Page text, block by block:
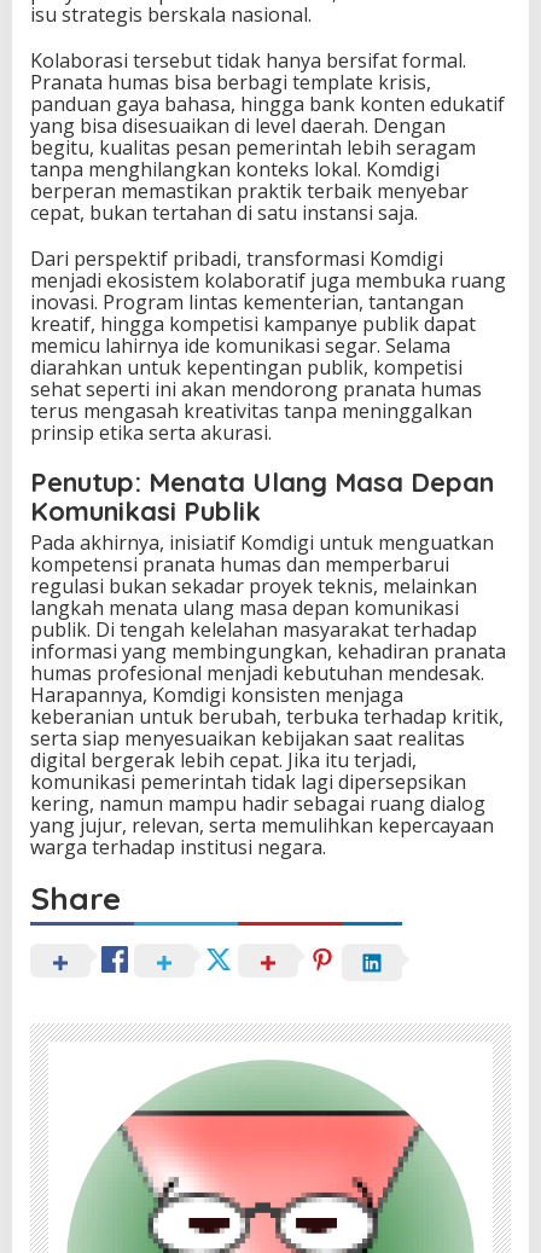
isu strategis berskala nasional.
Kolaborasi tersebut tidak hanya bersifat formal.
Pranata humas bisa berbagi template krisis,
panduan gaya bahasa, hingga bank konten edukatif
yang bisa disesuaikan di level daerah. Dengan
begitu, kualitas pesan pemerintah lebih seragam
tanpa menghilangkan konteks lokal. Komdigi
berperan memastikan praktik terbaik menyebar
cepat, bukan tertahan di satu instansi saja.
Dari perspektif pribadi, transformasi Komdigi
menjadi ekosistem kolaboratif juga membuka ruang
inovasi. Program lintas kementerian, tantangan
kreatif, hingga kompetisi kampanye publik dapat
memicu lahirnya ide komunikasi segar. Selama
diarahkan untuk kepentingan publik, kompetisi
sehat seperti ini akan mendorong pranata humas
terus mengasah kreativitas tanpa meninggalkan
prinsip etika serta akurasi.
Penutup: Menata Ulang Masa Depan
Komunikasi Publik
Pada akhirnya, inisiatif Komdigi untuk menguatkan
kompetensi pranata humas dan memperbarui
regulasi bukan sekadar proyek teknis, melainkan
langkah menata ulang masa depan komunikasi
publik. Di tengah kelelahan masyarakat terhadap
informasi yang membingungkan, kehadiran pranata
humas profesional menjadi kebutuhan mendesak.
Harapannya, Komdigi konsisten menjaga
keberanian untuk berubah, terbuka terhadap kritik,
serta siap menyesuaikan kebijakan saat realitas
digital bergerak lebih cepat. Jika itu terjadi,
komunikasi pemerintah tidak lagi dipersepsikan
kering, namun mampu hadir sebagai ruang dialog
yang jujur, relevan, serta memulihkan kepercayaan
warga terhadap institusi negara.
Share